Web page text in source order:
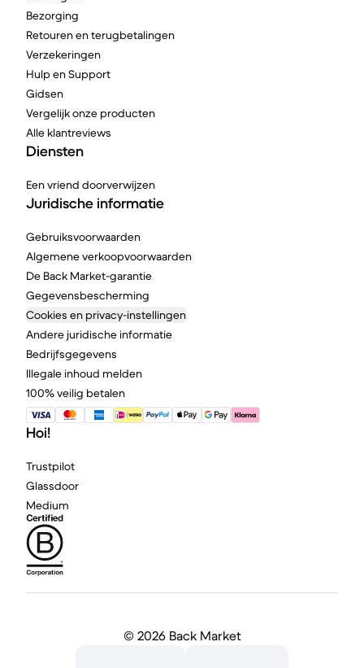
Bezorging
Retouren en terugbetalingen
Verzekeringen
Hulp en Support
Gidsen
Vergelijk onze producten
Alle klantreviews
Diensten
Een vriend doorverwijzen
Juridische informatie
Gebruiksvoorwaarden
Algemene verkoopvoorwaarden
De Back Market-garantie
Gegevensbescherming
Cookies en privacy-instellingen
Andere juridische informatie
Bedrijfsgegevens
Illegale inhoud melden
100% veilig betalen
Hoi!
Trustpilot
Glassdoor
Medium
© 2026 Back Market